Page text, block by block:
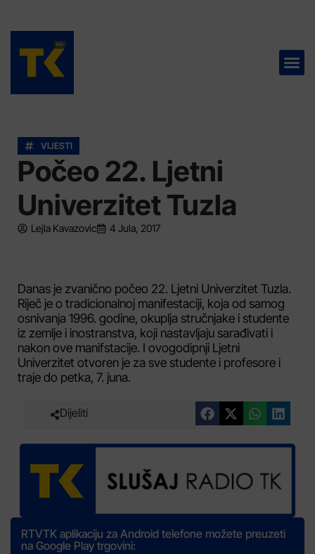
VIJESTI
Počeo 22. Ljetni
Univerzitet Tuzla
Lejla Kavazovic 4 Jula, 2017
Danas je zvanično počeo 22. Ljetni Univerzitet Tuzla.
Riječ je o tradicionalnoj manifestaciji, koja od samog
osnivanja 1996. godine, okuplja stručnjake i studente
iz zemlje i inostranstva, koji nastavljaju sarađivati i
nakon ove manifstacije. I ovogodipnji Ljetni
Univerzitet otvoren je za sve studente i profesore i
traje do petka, 7. juna.
Dijeliti
RTVTK aplikaciju za Android telefone možete preuzeti
na Google Play trgovini: